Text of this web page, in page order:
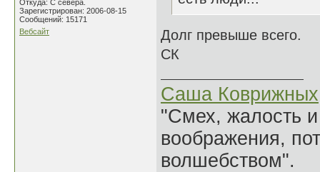
Откуда: С севера.
Зарегистрирован: 2006-08-15
Сообщений: 15171
Вебсайт
Долг превыше всего.
СК
Саша Коврижных
"Смех, жалость
воображения,
волшебством".